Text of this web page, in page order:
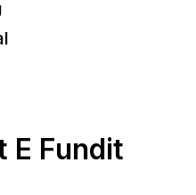
E Fundit